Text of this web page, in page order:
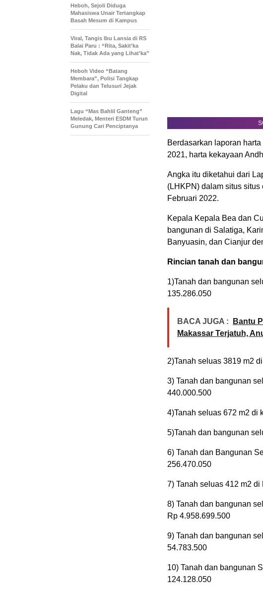
Berdasarkan laporan
2021, harta kekayaan
Angka itu diketahui dari
(LHKPN) dalam situs
Februari 2022.
Kepala Kepala Bea dan
bangunan di Salatiga,
Banyuasin, dan Cianjur
Rincian tanah dan
1)Tanah dan bangunan
135.286.050
BACA JUGA :
Bantu
Makassar Terjatuh,
2)Tanah seluas 3819 m2
3) Tanah dan bangunan
440.000.500
4)Tanah seluas 672 m2 di
5)Tanah dan bangunan
6) Tanah dan Bangunan
256.470.050
7) Tanah seluas 412 m2
8) Tanah dan bangunan
Rp 4.958.699.500
9) Tanah dan bangunan
54.783.500
10) Tanah dan bangunan
124.128.050
Heboh, Sejoli Diduga
Mahasiswa Unair Tertangkap
Basah Mesum di Kampus
Viral, Tangis Ibu Lansia di RS
Balai Paru : “Rita, Sakit’ka
Nak, Tidak Ada yang Lihat’ka”
Heboh Video “Batang
Membara”, Polisi Tangkap
Pelaku dan Telusuri Jejak
Digital
Lagu “Mas Bahlil Ganteng”
Meledak, Menteri ESDM Turun
Gunung Cari Penciptanya